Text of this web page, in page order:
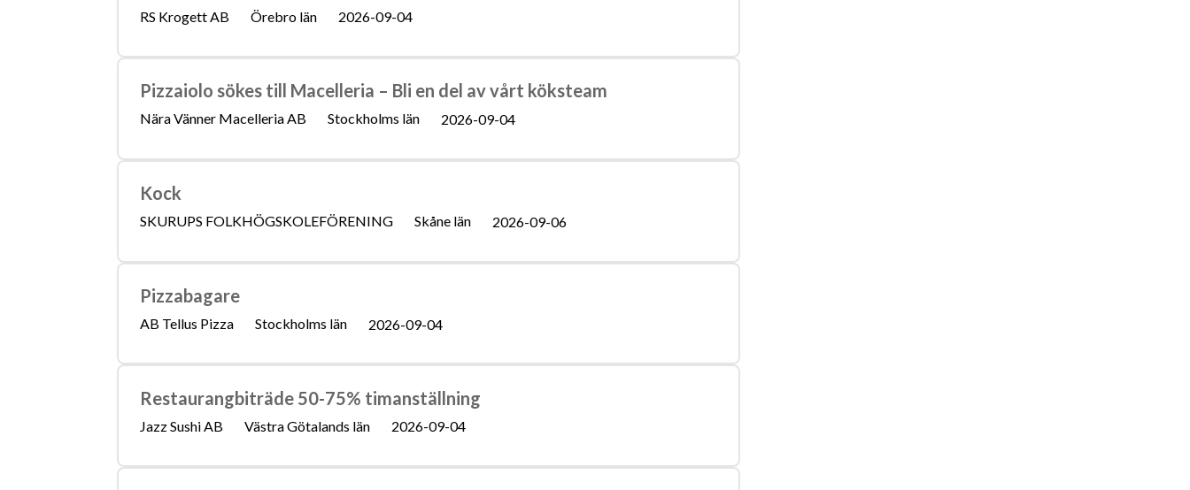
RS Krogett AB Örebro län 2026-09-04
Pizzaiolo sökes till Macelleria – Bli en del av vårt köksteam
Nära Vänner Macelleria AB Stockholms län 2026-09-04
Kock
SKURUPS FOLKHÖGSKOLEFÖRENING Skåne län 2026-09-06
Pizzabagare
AB Tellus Pizza Stockholms län 2026-09-04
Restaurangbiträde 50-75% timanställning
Jazz Sushi AB Västra Götalands län 2026-09-04